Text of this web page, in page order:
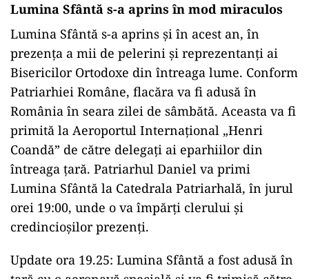
Lumina Sfântă s-a aprins în mod miraculos
Lumina Sfântă s-a aprins și în acest an, în
prezența a mii de pelerini și reprezentanți ai
Bisericilor Ortodoxe din întreaga lume. Conform
Patriarhiei Române, flacăra va fi adusă în
România în seara zilei de sâmbătă. Aceasta va fi
primită la Aeroportul Internațional „Henri
Coandă” de către delegați ai eparhiilor din
întreaga țară. Patriarhul Daniel va primi
Lumina Sfântă la Catedrala Patriarhală, în jurul
orei 19:00, unde o va împărți clerului și
credincioșilor prezenți.
Update ora 19.25: Lumina Sfântă a fost adusă în